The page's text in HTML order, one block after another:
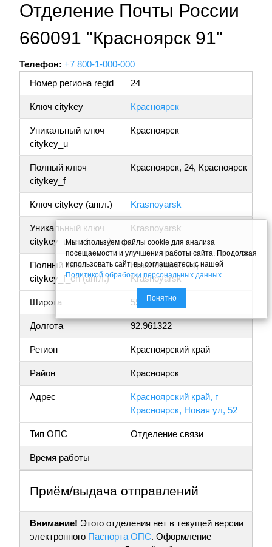
Отделение Почты России
660091 "Красноярск 91"
Телефон: +7 800-1-000-000
Номер региона regid
24
Ключ citykey Красноярск
Уникальный ключ
citykey_u
Красноярск
Полный ключ
citykey_f
Красноярск, 24, Красноярск
Ключ citykey (англ.) Krasnoyarsk
Уникальный ключ
citykey_u_en (англ.)
Krasnoyarsk
Полный ключ
citykey_f_en (англ.)
Krasnoyarsk, 24,
Krasnoyarsk
Широта 55.988192
Долгота 92.961322
Регион Красноярский край
Район Красноярск
Адрес
Красноярский край, г
Красноярск, Новая ул, 52
Тип ОПС Отделение связи
Время работы
Приём/выдача отправлений
Внимание! Этого отделения нет в текущей версии
электронного Паспорта ОПС. Оформление
Мы используем файлы cookie для анализа
посещаемости и улучшения работы сайта. Продолжая
использовать сайт, вы соглашаетесь с нашей
Политикой обработки персональных данных.
Понятно